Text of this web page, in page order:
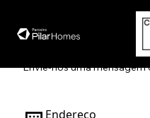
Entre em
Envie-nos uma mensagem
Endereço